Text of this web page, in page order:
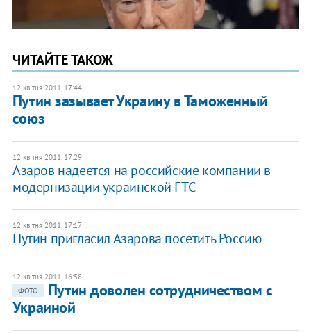
ЧИТАЙТЕ ТАКОЖ
12 квітня 2011, 17:44
Путин зазывает Украину в Таможенный
союз
12 квітня 2011, 17:29
​Азаров надеется на российские компании в
модернизации украинской ГТС
12 квітня 2011, 17:17
​Путин пригласил Азарова посетить Россию
12 квітня 2011, 16:58
ФОТО
Путин доволен сотрудничеством с
Украиной